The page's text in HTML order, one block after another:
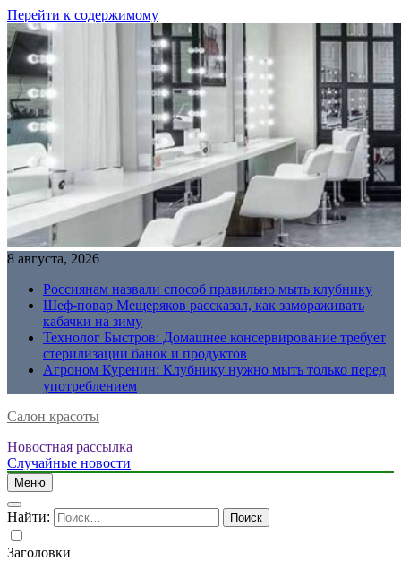
Перейти к содержимому
8 августа, 2026
Россиянам назвали способ правильно мыть клубнику
Шеф-повар Мещеряков рассказал, как замораживать
кабачки на зиму
Технолог Быстров: Домашнее консервирование требует
стерилизации банок и продуктов
Агроном Куренин: Клубнику нужно мыть только перед
употреблением
Салон красоты
Новостная рассылка
Случайные новости
Меню
Найти:
Заголовки